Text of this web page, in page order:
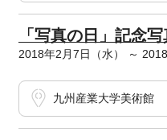
「写真の日」記念
2018年2月7日（水） ～
九州産業大学美術館